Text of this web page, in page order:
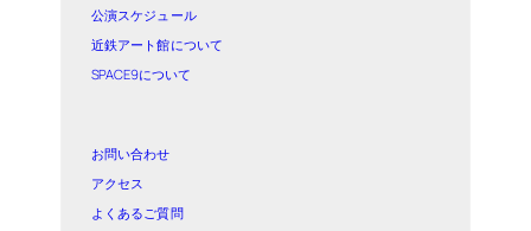
公演スケジュール
近鉄アート館について
SPACE9について
お問い合わせ
アクセス
よくあるご質問